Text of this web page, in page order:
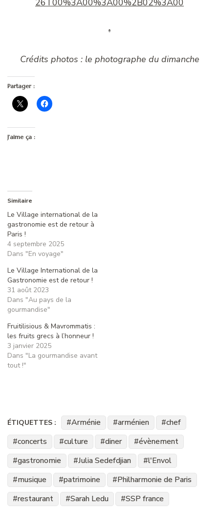
26T00%3A00%3A00%2B02%3A00
Crédits photos : le photographe du dimanche
Partager :
J’aime ça :
Similaire
Le Village international de la
gastronomie est de retour à
Paris !
4 septembre 2025
Dans "En voyage"
Le Village International de la
Gastronomie est de retour !
31 août 2023
Dans "Au pays de la
gourmandise"
Fruitilisious & Mavrommatis :
les fruits grecs à l’honneur !
3 janvier 2025
Dans "La gourmandise avant
tout !"
ÉTIQUETTES : Arménie arménien
chef
concerts
culture diner
évènement
gastronomie
Julia Sedefdjian
l'Envol
musique
patrimoine
Philharmonie de Paris
restaurant
Sarah Ledu SSP france